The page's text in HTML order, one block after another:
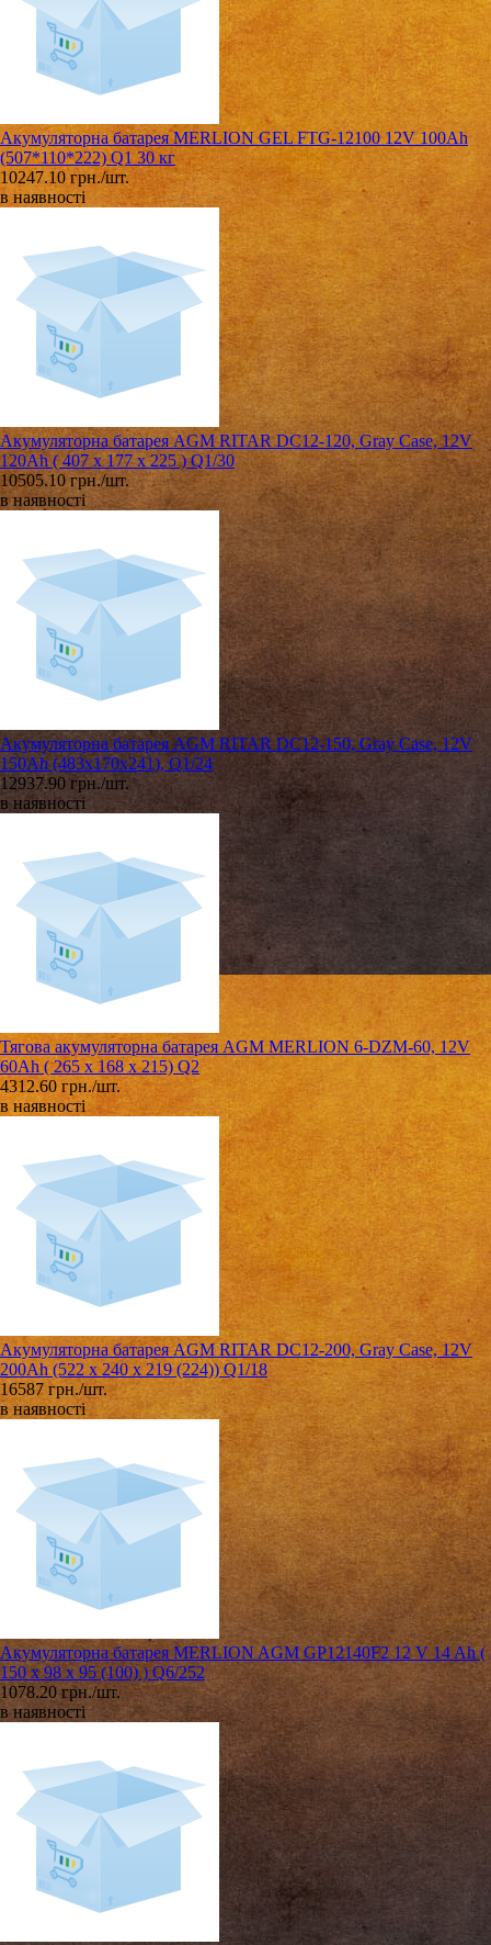
Акумуляторна батарея MERLION GEL FTG-12100 12V 100Ah
(507*110*222) Q1 30 кг
10247.10 грн./шт.
в наявності
Акумуляторна батарея AGM RITAR DC12-120, Gray Case, 12V
120Ah ( 407 x 177 x 225 ) Q1/30
10505.10 грн./шт.
в наявності
Акумуляторна батарея AGM RITAR DC12-150, Gray Case, 12V
150Ah (483х170х241), Q1/24
12937.90 грн./шт.
в наявності
Тягова акумуляторна батарея AGM MERLION 6-DZM-60, 12V
60Ah ( 265 x 168 x 215) Q2
4312.60 грн./шт.
в наявності
Акумуляторна батарея AGM RITAR DC12-200, Gray Case, 12V
200Ah (522 х 240 х 219 (224)) Q1/18
16587 грн./шт.
в наявності
Акумуляторна батарея MERLION AGM GP12140F2 12 V 14 Ah (
150 x 98 x 95 (100) ) Q6/252
1078.20 грн./шт.
в наявності